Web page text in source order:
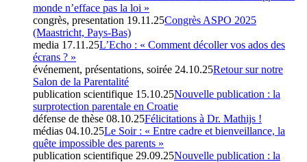
monde n’efface pas la loi »
congrès, presentation 19.11.25Congrès ASPO 2025
(Maastricht, Pays-Bas)
media 17.11.25L’Echo : « Comment décoller vos ados des
écrans ? »
événement, présentations, soirée 24.10.25Retour sur notre
Salon de la Parentalité
publication scientifique 15.10.25Nouvelle publication : la
surprotection parentale en Croatie
défense de thèse 08.10.25Félicitations à Dr. Mathijs !
médias 04.10.25Le Soir : « Entre cadre et bienveillance, la
quête impossible des parents »
publication scientifique 29.09.25Nouvelle publication : la